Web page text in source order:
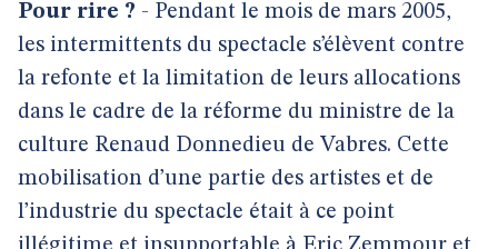
Pour rire ? - Pendant le mois de mars 2005,
les intermittents du spectacle s’élèvent contre
la refonte et la limitation de leurs allocations
dans le cadre de la réforme du ministre de la
culture Renaud Donnedieu de Vabres. Cette
mobilisation d’une partie des artistes et de
l’industrie du spectacle était à ce point